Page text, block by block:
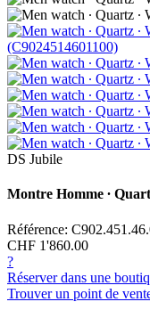
DS Jubile
Montre Homme ∙
Référence:
CHF 1'860.00
?
Réserver dans une
Trouver un point de